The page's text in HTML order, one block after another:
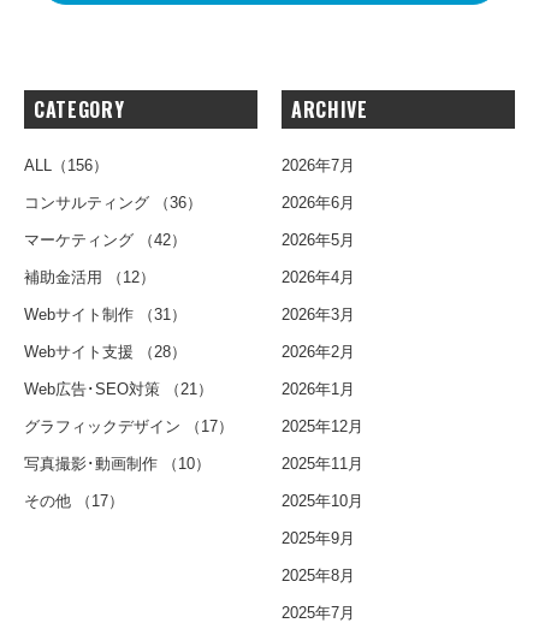
CATEGORY
ALL （156）
コンサルティング （36）
マーケティング （42）
補助金活用 （12）
Webサイト制作 （31）
Webサイト支援 （28）
Web広告･SEO対策 （21）
グラフィックデザイン （17）
写真撮影･動画制作 （10）
その他 （17）
ARCHIVE
2026年7月
2026年6月
2026年5月
2026年4月
2026年3月
2026年2月
2026年1月
2025年12月
2025年11月
2025年10月
2025年9月
2025年8月
2025年7月